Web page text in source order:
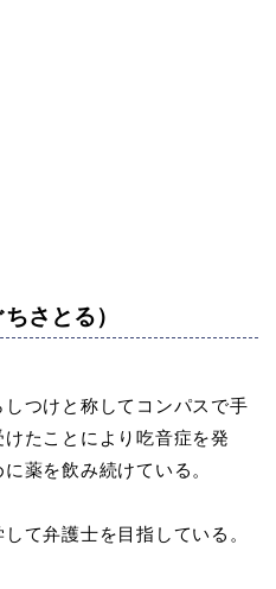
さとる）
つけと称してコンパスで手
たことにより吃音症を発
薬を飲み続けている。
て弁護士を目指している。